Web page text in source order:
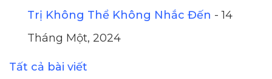
Trị Không Thể Không Nhắc Đến - 14
Tháng Một, 2024
Tất cả bài viết